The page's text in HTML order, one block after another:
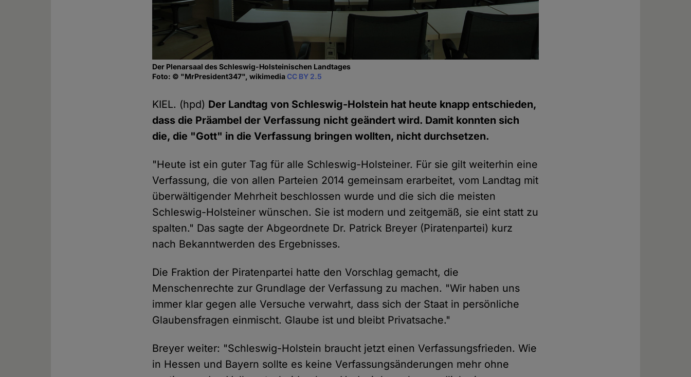
Der Plenarsaal des Schleswig-Holsteinischen Landtages
Foto: © "MrPresident347", wikimediaCC BY 2.5
KIEL. (hpd) Der Landtag von Schleswig-Holstein hat heute knapp entschieden,
dass die Präambel der Verfassung nicht geändert wird. Damit konnten sich
die, die "Gott" in die Verfassung bringen wollten, nicht durchsetzen.
"Heute ist ein guter Tag für alle Schleswig-Holsteiner. Für sie gilt weiterhin eine
Verfassung, die von allen Parteien 2014 gemeinsam erarbeitet, vom Landtag mit
überwältigender Mehrheit beschlossen wurde und die sich die meisten
Schleswig-Holsteiner wünschen. Sie ist modern und zeitgemäß, sie eint statt zu
spalten." Das sagte der Abgeordnete Dr. Patrick Breyer (Piratenpartei) kurz
nach Bekanntwerden des Ergebnisses.
Die Fraktion der Piratenpartei hatte den Vorschlag gemacht, die
Menschenrechte zur Grundlage der Verfassung zu machen. "Wir haben uns
immer klar gegen alle Versuche verwahrt, dass sich der Staat in persönliche
Glaubensfragen einmischt. Glaube ist und bleibt Privatsache."
Breyer weiter: "Schleswig-Holstein braucht jetzt einen Verfassungsfrieden. Wie
in Hessen und Bayern sollte es keine Verfassungsänderungen mehr ohne